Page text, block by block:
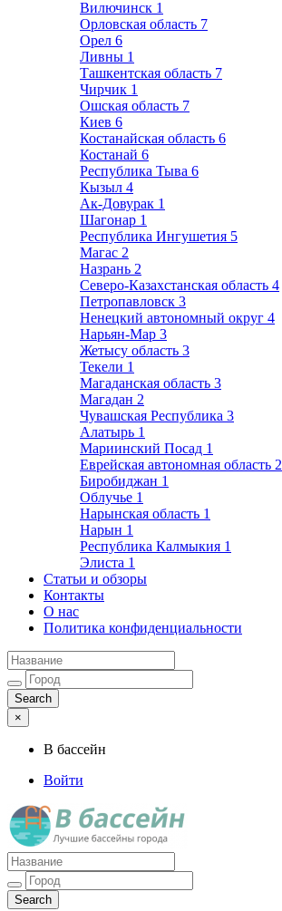
Вилючинск 1
Орловская область 7
Орел 6
Ливны 1
Ташкентская область 7
Чирчик 1
Ошская область 7
Киев 6
Костанайская область 6
Костанай 6
Республика Тыва 6
Кызыл 4
Ак-Довурак 1
Шагонар 1
Республика Ингушетия 5
Магас 2
Назрань 2
Северо-Казахстанская область 4
Петропавловск 3
Ненецкий автономный округ 4
Нарьян-Мар 3
Жетысу область 3
Текели 1
Магаданская область 3
Магадан 2
Чувашская Республика 3
Алатырь 1
Мариинский Посад 1
Еврейская автономная область 2
Биробиджан 1
Облучье 1
Нарынская область 1
Нарын 1
Республика Калмыкия 1
Элиста 1
Статьи и обзоры
Контакты
О нас
Политика конфиденциальности
×
В бассейн
Войти
Лучшие бассейны города